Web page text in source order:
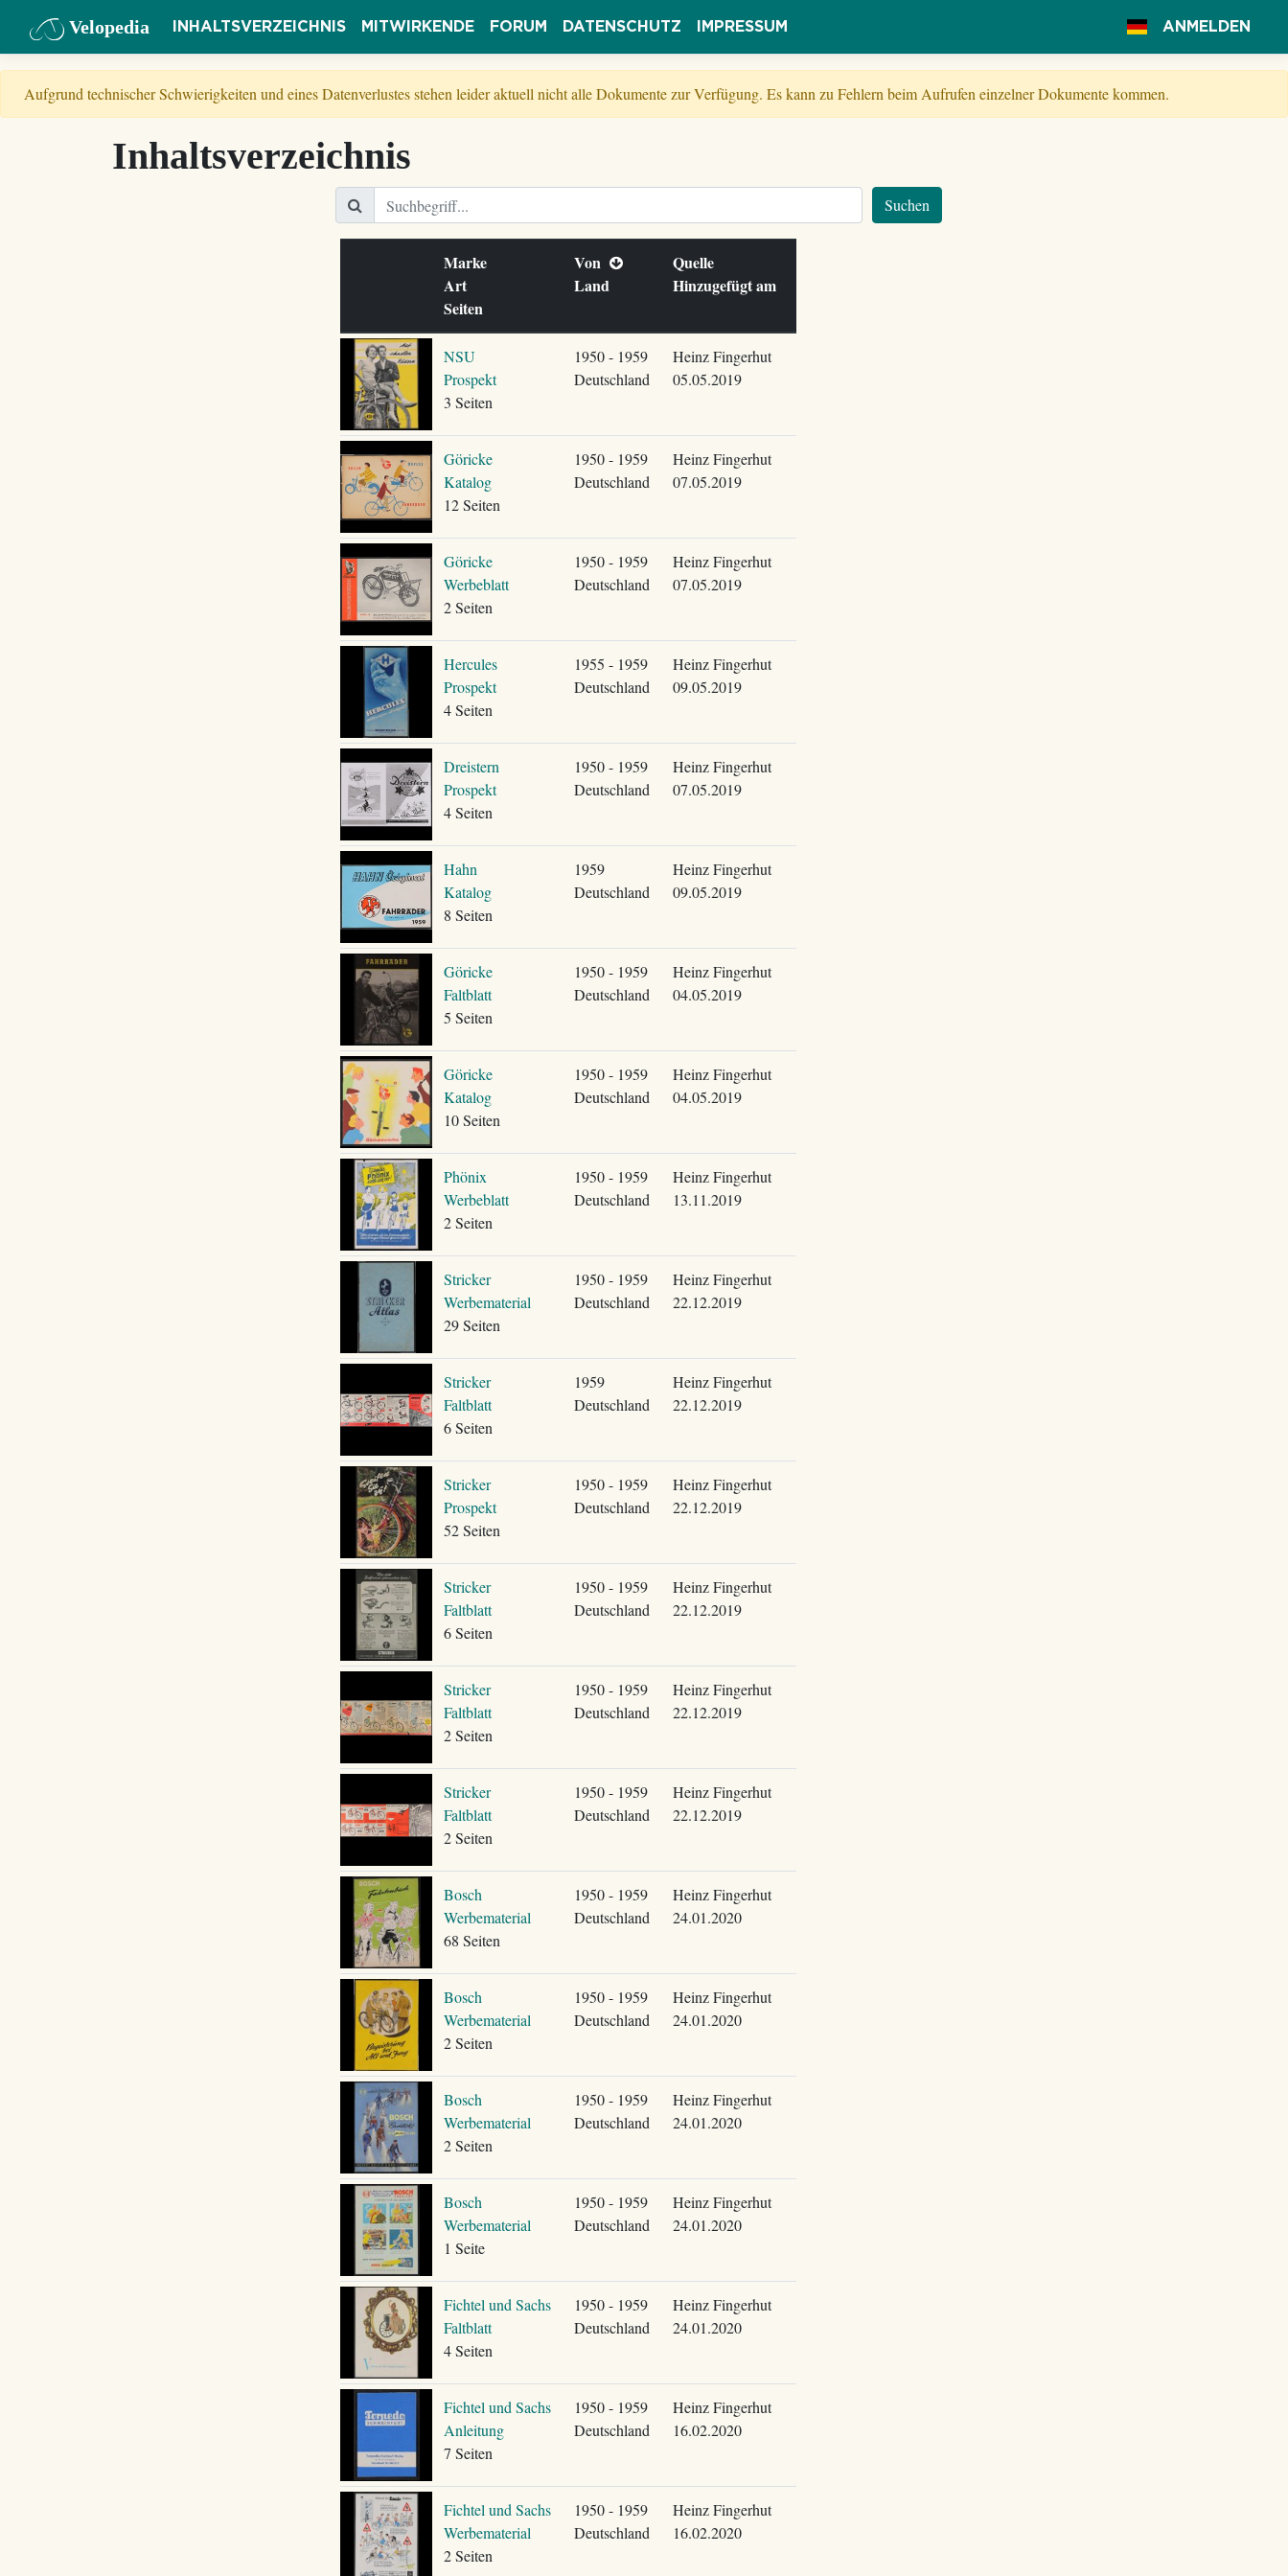
Velopedia INHALTSVERZEICHNIS MITWIRKENDE FORUM DATENSCHUTZ IMPRESSUM ANMELDEN
Aufgrund technischer Schwierigkeiten und eines Datenverlustes stehen leider aktuell nicht alle Dokumente zur Verfügung. Es kann zu Fehlern beim Aufrufen einzelner Dokumente kommen.
Inhaltsverzeichnis
Suchen
Marke
Art
Seiten
Von
Land
Quelle
Hinzugefügt am
NSU
Prospekt
3 Seiten
1950 - 1959
Deutschland
Heinz Fingerhut
05.05.2019
Göricke
Katalog
12 Seiten
1950 - 1959
Deutschland
Heinz Fingerhut
07.05.2019
Göricke
Werbeblatt
2 Seiten
1950 - 1959
Deutschland
Heinz Fingerhut
07.05.2019
Hercules
Prospekt
4 Seiten
1955 - 1959
Deutschland
Heinz Fingerhut
09.05.2019
Dreistern
Prospekt
4 Seiten
1950 - 1959
Deutschland
Heinz Fingerhut
07.05.2019
Hahn
Katalog
8 Seiten
1959
Deutschland
Heinz Fingerhut
09.05.2019
Göricke
Faltblatt
5 Seiten
1950 - 1959
Deutschland
Heinz Fingerhut
04.05.2019
Göricke
Katalog
10 Seiten
1950 - 1959
Deutschland
Heinz Fingerhut
04.05.2019
Phönix
Werbeblatt
2 Seiten
1950 - 1959
Deutschland
Heinz Fingerhut
13.11.2019
Stricker
Werbematerial
29 Seiten
1950 - 1959
Deutschland
Heinz Fingerhut
22.12.2019
Stricker
Faltblatt
6 Seiten
1959
Deutschland
Heinz Fingerhut
22.12.2019
Stricker
Prospekt
52 Seiten
1950 - 1959
Deutschland
Heinz Fingerhut
22.12.2019
Stricker
Faltblatt
6 Seiten
1950 - 1959
Deutschland
Heinz Fingerhut
22.12.2019
Stricker
Faltblatt
2 Seiten
1950 - 1959
Deutschland
Heinz Fingerhut
22.12.2019
Stricker
Faltblatt
2 Seiten
1950 - 1959
Deutschland
Heinz Fingerhut
22.12.2019
Bosch
Werbematerial
68 Seiten
1950 - 1959
Deutschland
Heinz Fingerhut
24.01.2020
Bosch
Werbematerial
2 Seiten
1950 - 1959
Deutschland
Heinz Fingerhut
24.01.2020
Bosch
Werbematerial
2 Seiten
1950 - 1959
Deutschland
Heinz Fingerhut
24.01.2020
Bosch
Werbematerial
1 Seite
1950 - 1959
Deutschland
Heinz Fingerhut
24.01.2020
Fichtel und Sachs
Faltblatt
4 Seiten
1950 - 1959
Deutschland
Heinz Fingerhut
24.01.2020
Fichtel und Sachs
Anleitung
7 Seiten
1950 - 1959
Deutschland
Heinz Fingerhut
16.02.2020
Fichtel und Sachs
Werbematerial
2 Seiten
1950 - 1959
Deutschland
Heinz Fingerhut
16.02.2020